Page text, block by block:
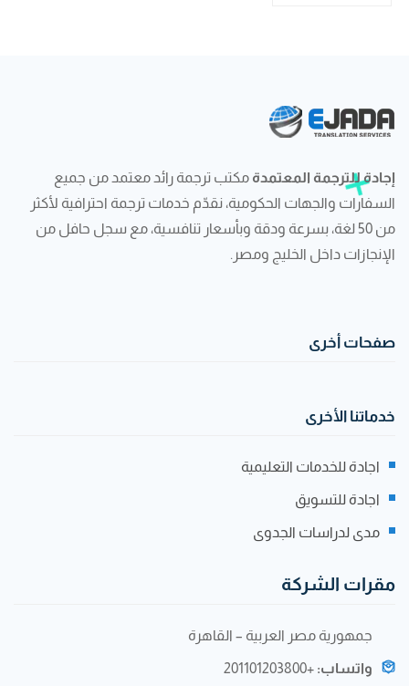
إجادة للترجمة المعتمدة مكتب ترجمة رائد معتمد من جميع
السفارات والجهات الحكومية، نقدّم خدمات ترجمة احترافية لأكثر
من 50 لغة، بسرعة ودقة وبأسعار تنافسية، مع سجل حافل من
الإنجازات داخل الخليج ومصر.
صفحات أخرى
خدماتنا الأخرى
اجادة للخدمات التعليمية
اجادة للتسويق
مدى لدراسات الجدوى
مقرات الشركة
جمهورية مصر العربية – القاهرة
واتساب: +201101203800